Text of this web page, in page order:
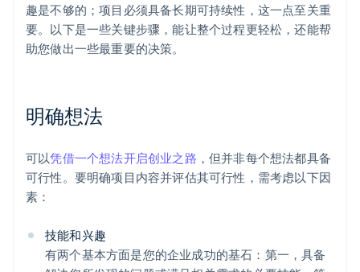
趣是不够的；项目必须具备长期可持续性，这一点至关重
要。以下是一些关键步骤，能让整个过程更轻松，还能帮
助您做出一些最重要的决策。
明确想法
可以凭借一个想法开启创业之路 ，但并非每个想法都具备
可行性。要明确项目内容并评估其可行性，需考虑以下因
素：
技能和兴趣
有两个基本方面是您的企业成功的基石：第一，具备